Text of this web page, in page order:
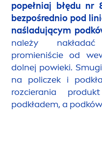
popełniaj błędu nr
bezpośrednio pod
naśladującym
należy
promieniście od
dolnej powieki.
na policzek i
rozcierania
podkładem, a